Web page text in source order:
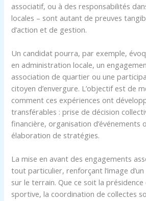
associatif, ou à des responsabilités
locales – sont autant de preuves
d’action et de gestion.
Un candidat pourra, par exemple,
en administration locale, un
association de quartier ou une
citoyen d’envergure. L’objectif est de
comment ces expériences ont
transférables : prise de décision
financière, organisation d’événements
élaboration de stratégies.
La mise en avant des engagements
tout particulier, renforçant l’image
sur le terrain. Que ce soit la présidence
sportive, la coordination de collectes